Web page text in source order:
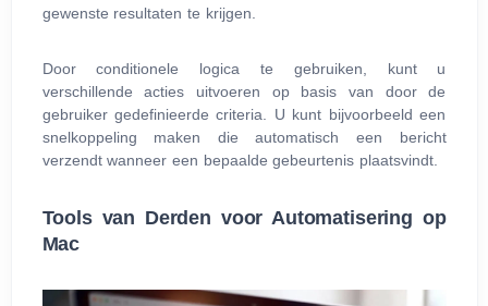
gewenste resultaten te krijgen.
Door conditionele logica te gebruiken, kunt u
verschillende acties uitvoeren op basis van door de
gebruiker gedefinieerde criteria. U kunt bijvoorbeeld een
snelkoppeling maken die automatisch een bericht
verzendt wanneer een bepaalde gebeurtenis plaatsvindt.
Tools van Derden voor Automatisering op
Mac